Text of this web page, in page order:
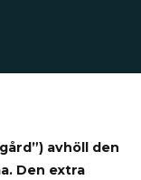
avhöll den
Den extra